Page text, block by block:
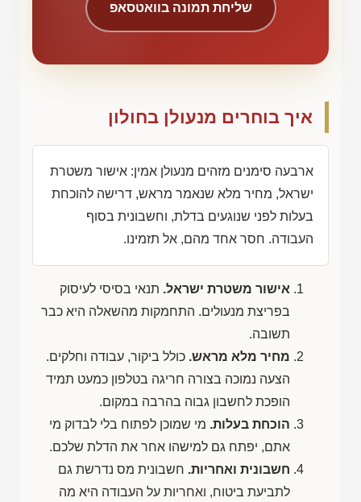
שליחת תמונה בוואטסאפ
איך בוחרים מנעולן בחולון
ארבעה סימנים מזהים מנעולן אמין: אישור משטרת
ישראל, מחיר מלא שנאמר מראש, דרישה להוכחת
בעלות לפני שנוגעים בדלת, וחשבונית בסוף
העבודה. חסר אחד מהם, אל תזמינו.
אישור משטרת ישראל. תנאי בסיסי לעיסוק
בפריצת מנעולים. התחמקות מהשאלה היא כבר
תשובה.
מחיר מלא מראש. כולל ביקור, עבודה וחלקים.
הצעה נמוכה בצורה חריגה בטלפון כמעט תמיד
הופכת לחשבון גבוה בהרבה במקום.
הוכחת בעלות. מי שמוכן לפתוח בלי לבדוק מי
אתם, יפתח גם למישהו אחר את הדלת שלכם.
חשבונית ואחריות. חשבונית מס נדרשת גם
לתביעת ביטוח, ואחריות על העבודה היא מה